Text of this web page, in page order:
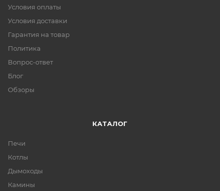
Условия оплаты
Условия доставки
Гарантия на товар
Политика
Вопрос-ответ
Блог
Обзоры
КАТАЛОГ
Печи
Котлы
Дымоходы
Камины